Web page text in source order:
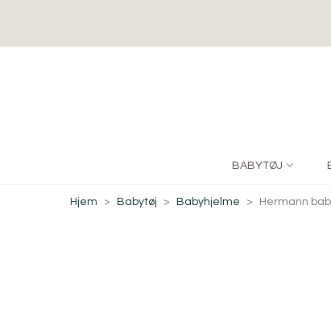
BABYTØJ
Hjem > Babytøj > Babyhjelme > Hermann